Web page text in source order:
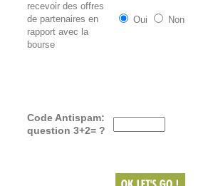
recevoir des offres
de partenaires en
rapport avec la
bourse
Oui Non
Code Antispam:
question 3+2= ?